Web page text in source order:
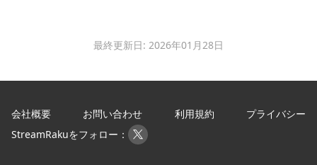
最終更新日: 2026年01月28日
会社概要 お問い合わせ 利用規約
プライバシー
StreamRakuをフォロー：